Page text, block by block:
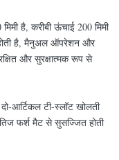
है, करीबी ऊंचाई 200 मिमी
है, मैनुअल ऑपरेशन और
और सुरक्षात्मक रूप से
आर्टिकल टी-स्लॉट खोलती
फर्श मैट से सुसज्जित होती